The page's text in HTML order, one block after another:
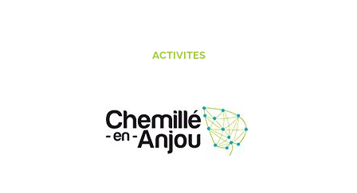
ACTIVITES